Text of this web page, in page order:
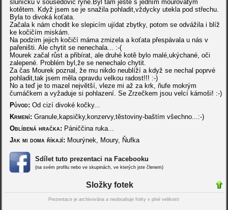
sluníčku v sousedovic rýně.Byl tam ještě s jedním mourovatým
kotětem. Když jsem se je snažila pohladit,vždycky utekla pod střechu.
Byla to divoká koťata.
Začala k nám chodit ke slepicím ujídat zbytky, potom se odvážila i blíž
ke kočičím miskám.
Na podzim jejich kočičí máma zmizela a koťata přespávala u nás v
pařeništi. Ale chytit se nenechala... :-(
Mourek začal růst a přibírat, ale druhé kotě bylo malé,ukýchané, oči
zalepené. Problém byl,že se nenechalo chytit.
Za čas Mourek poznal, že mu nikdo neublíží a když se nechal poprvé
pohladit,tak jsem měla opravdu velkou radost!!! :-)
No a teď je to mazel největší, vleze mi až za krk, ňufe mokrým
čumáčkem a vyžaduje si pohlazení. Se Zrzečkem jsou velcí kámoši! :-)
Původ: Od cizí divoké kočky...
Krmení: Granule,kapsičky,konzervy,těstoviny-baštím všechno...:-)
Oblíbená hračka: Pániččina ruka...
Jak mi doma říkají: Mourýnek, Moury, Ňufka
Sdílet tuto prezentaci na Facebooku
(na svém profilu nebo ve skupinách, ve kterých jste členem)
Složky fotek
Prezentace je archivována a neobsahuje fotky v plné velikosti